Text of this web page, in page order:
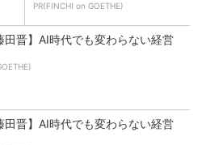
PR(FINCHI on GOETHE)
田晋】AI時代でも変わらない経営
田晋】AI時代でも変わらない経営